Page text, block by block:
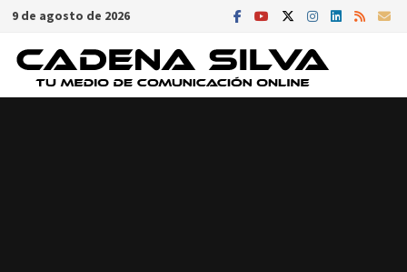
Saltar
contenido
9 de agosto de 2026